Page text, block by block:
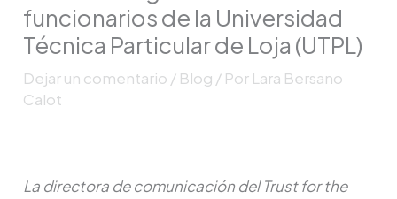
funcionarios de la Universidad
Técnica Particular de Loja (UTPL)
Dejar un comentario / Blog / Por Lara Bersano
Calot
La directora de comunicación del Trust for the